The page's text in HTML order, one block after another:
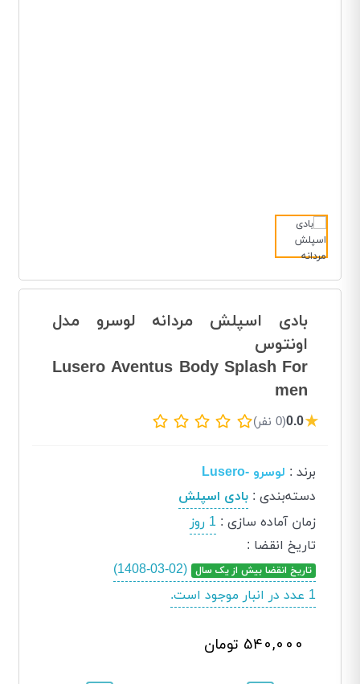
بادی اسپلش مردانه لوسرو مدل
اونتوس
Lusero Aventus Body Splash For
men
★
0.0(0 نفر)
برند : لوسرو -Lusero
دسته‌بندی :بادی اسپلش
زمان آماده سازی :1 روز
تاریخ انقضا :
تاریخ انقضا بیش از یک سال (1408-03-02)
1 عدد در انبار موجود است.
540,000 تومان